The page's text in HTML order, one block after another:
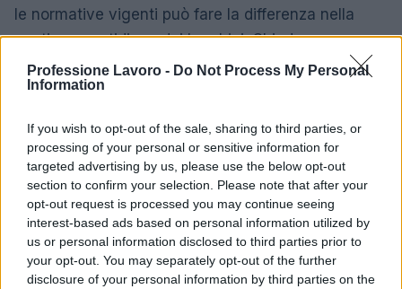
Professione Lavoro - Do Not Process My Personal
Information
If you wish to opt-out of the sale, sharing to third parties, or
processing of your personal or sensitive information for
targeted advertising by us, please use the below opt-out
section to confirm your selection. Please note that after your
opt-out request is processed you may continue seeing
interest-based ads based on personal information utilized by
us or personal information disclosed to third parties prior to
your opt-out. You may separately opt-out of the further
disclosure of your personal information by third parties on the
le normative vigenti può fare la differenza nella
gestione quotidiana dei bambini. Chiedere
referenze ad altre famiglie e consultare eventuali
recensioni online aiuta a formarsi un quadro più
In sintesi, partecipare al bando deicentri estivi
INPS 2026richiede attenzione alle scadenze,
precisione nell’invio della documentazione e
conoscenza delle regole indicate nel bando.
Preparare i documenti con anticipo e seguire passo
dopo passo la procedura online aumentano le